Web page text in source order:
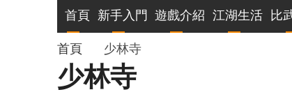
主
導
覽
首頁 新手入門 遊戲介紹 江湖生活 比
導
航
首頁 少林寺
少林寺